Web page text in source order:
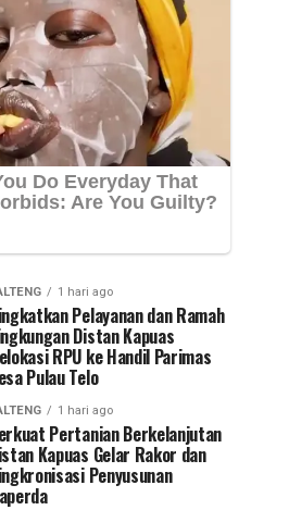
1 hari ago
Pelayanan dan Ramah
Distan Kapuas
RPU ke Handil Parimas
Pulau Telo
1 hari ago
Pertanian Berkelanjutan
Kapuas Gelar Rakor dan
Penyusunan